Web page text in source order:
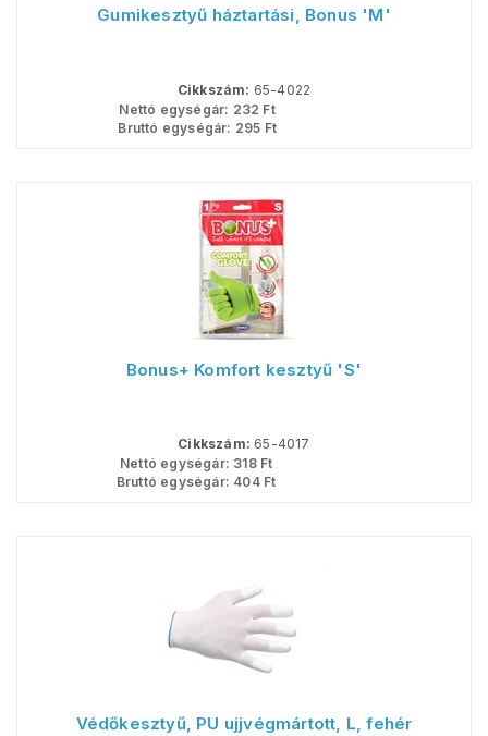
Gumikesztyű háztartási, Bonus 'M'
Cikkszám: 65-4022
Nettó egységár: 232 Ft
Bruttó egységár: 295 Ft
Bonus+ Komfort kesztyű 'S'
Cikkszám: 65-4017
Nettó egységár: 318Ft
Bruttó egységár: 404Ft
Védőkesztyű, PU ujjvégmártott, L, fehér